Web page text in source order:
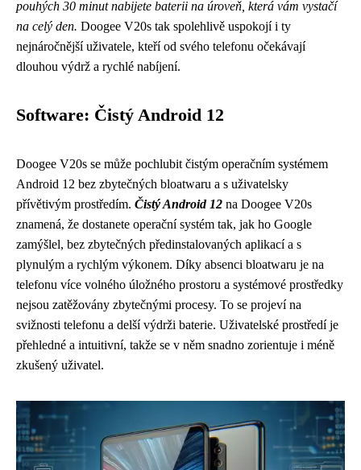
pouhých 30 minut nabijete baterii na úroveň, která vám vystačí
na celý den. Doogee V20s tak spolehlivě uspokojí i ty
nejnáročnější uživatele, kteří od svého telefonu očekávají
dlouhou výdrž a rychlé nabíjení.
Software: Čistý Android 12
Doogee V20s se může pochlubit čistým operačním systémem
Android 12 bez zbytečných bloatwaru a s uživatelsky
přívětivým prostředím. Čistý Android 12 na Doogee V20s
znamená, že dostanete operační systém tak, jak ho Google
zamýšlel, bez zbytečných předinstalovaných aplikací a s
plynulým a rychlým výkonem. Díky absenci bloatwaru je na
telefonu více volného úložného prostoru a systémové prostředky
nejsou zatěžovány zbytečnými procesy. To se projeví na
svižnosti telefonu a delší výdrži baterie. Uživatelské prostředí je
přehledné a intuitivní, takže se v něm snadno zorientuje i méně
zkušený uživatel.